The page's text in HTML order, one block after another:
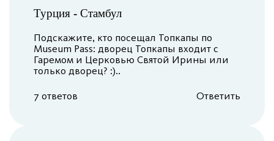
Турция - Стамбул
Подскажите, кто посещал Топкапы по
Museum Pass: дворец Топкапы входит с
Гаремом и Церковью Святой Ирины или
только дворец? :)..
7 ответов Ответить